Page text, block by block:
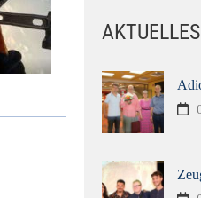
AKTUELLES